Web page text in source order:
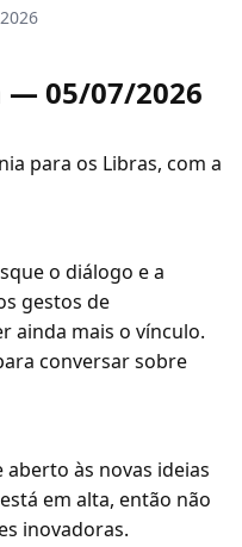
— 05/07/2026
para os Libras, com a
o diálogo e a
gestos de
ainda mais o vínculo.
conversar sobre
às novas ideias
em alta, então não
inovadoras.